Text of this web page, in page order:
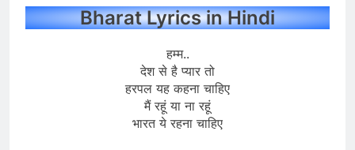
Bharat Lyrics in Hindi
हम्म..
देश से है प्यार तो
हरपल यह कहना चाहिए
मैं रहूं या ना रहूं
भारत ये रहना चाहिए